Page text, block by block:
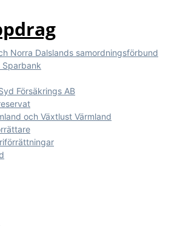
Norra Dalslands samordningsförbund
Sparbank
Försäkrings AB
och Växtlust Värmland